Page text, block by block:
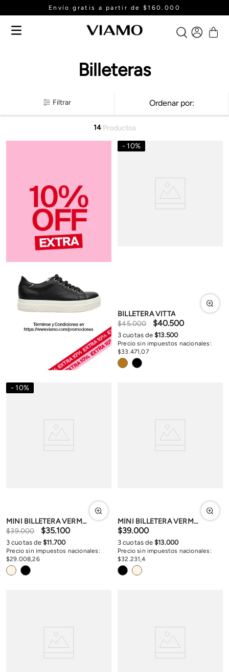
Envío gratis a partir de $160.000
Billeteras
Filtrar Ordenar por
14 Productos
10%
BILLETERA VITTA
$45.000 $40.500
Precio sin impuestos nacionales:
$33.471,07
3 cuotas de$13.500
10%
MINI BILLETERA VERMONT
$39.000 $35.100
Precio sin impuestos nacionales:
$29.008,26
3 cuotas de$11.700
MINI BILLETERA VERMONT
$39.000
Precio sin impuestos nacionales:
$32.231,4
3 cuotas de$13.000